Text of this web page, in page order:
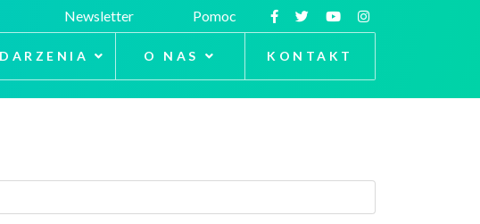
Newsletter Pomoc
O NAS KONTAKT